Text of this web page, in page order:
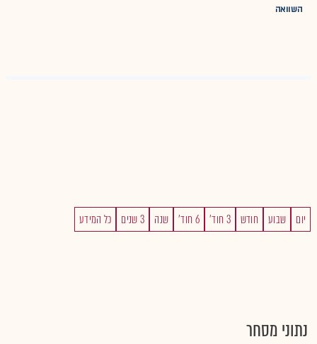
השוואה
יום שבוע חודש 3 חוד' 6 חוד' שנה 3 שנים כל המידע
נתוני מסחר